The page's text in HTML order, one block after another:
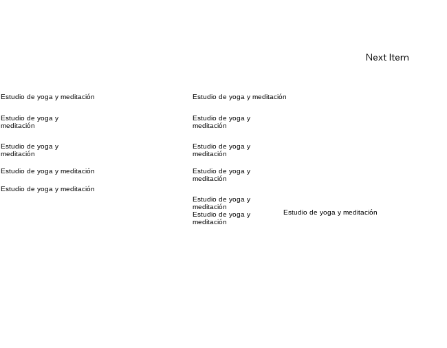
Next Item
Estudio de yoga y meditación
Estudio de yoga y
meditación
Estudio de yoga y
meditación
Estudio de yoga y meditación
Estudio de yoga y meditación
Estudio de yoga y meditación
Estudio de yoga y
meditación
Estudio de yoga y
meditación
Estudio de yoga y
meditación
Estudio de yoga y
meditación
Estudio de yoga y
meditación
Estudio de yoga y meditación